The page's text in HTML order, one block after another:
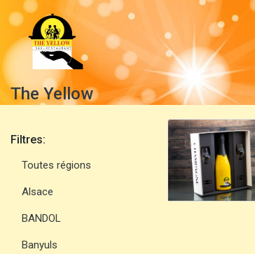
The Yellow
Filtres:
Toutes régions
Alsace
BANDOL
Banyuls